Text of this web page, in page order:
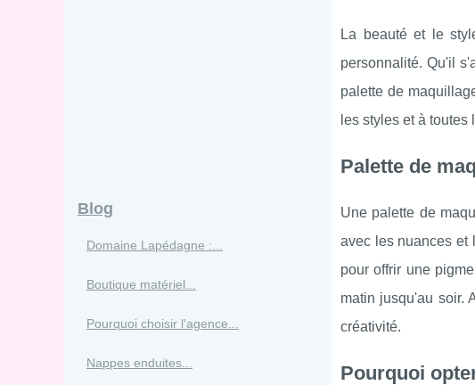
La beauté et le
personnalité. Qu'il
palette de
les styles et à toutes
Palette de
Une palette de
avec les nuances et
pour offrir une
matin jusqu'au soir.
créativité.
Pourquoi
Blog
Domaine Lapédagne :...
Boutique matériel...
Pourquoi choisir l'agence...
Nappes enduites...